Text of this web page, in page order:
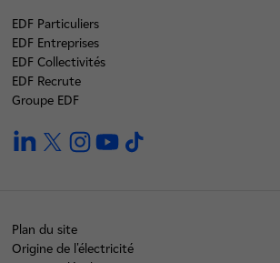
EDF Particuliers
EDF Entreprises
EDF Collectivités
EDF Recrute
Groupe EDF
linkedintwitterinstagramyoutube
Plan du site
Origine de l'électricité